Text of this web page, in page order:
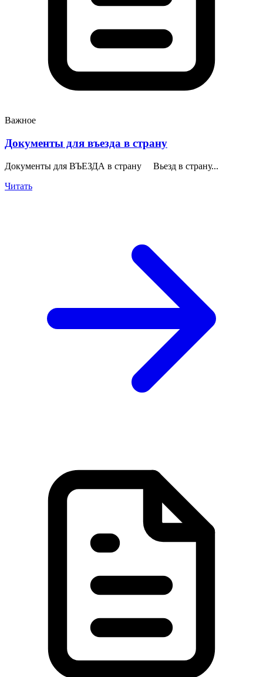
Важное
Документы для въезда в страну
Документы для ВЪЕЗДА в страну Вьезд в страну...
Читать